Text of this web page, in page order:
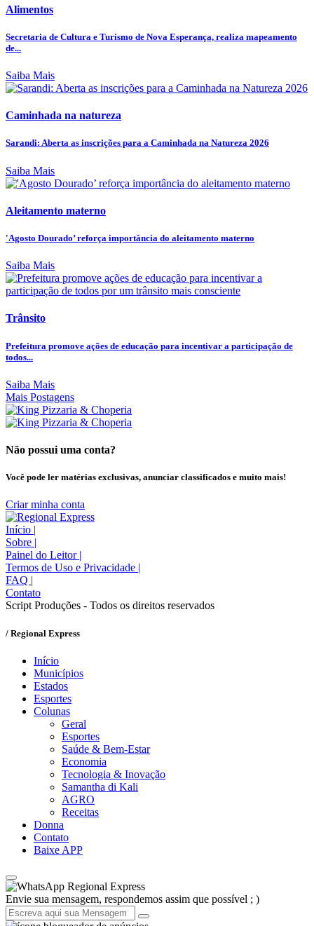
Alimentos
Secretaria de Cultura e Turismo de Nova Esperança, realiza mapeamento
de...
Saiba Mais
Caminhada na natureza
Sarandi: Aberta as inscrições para a Caminhada na Natureza 2026
Saiba Mais
Aleitamento materno
'Agosto Dourado’ reforça importância do aleitamento materno
Saiba Mais
Trânsito
Prefeitura promove ações de educação para incentivar a participação de
todos...
Saiba Mais
Mais Postagens
Não possui uma conta?
Você pode ler matérias exclusivas, anunciar classificados e muito mais!
Criar minha conta
Início |
Sobre |
Painel do Leitor |
Termos de Uso e Privacidade |
FAQ |
Contato
Script Produções - Todos os direitos reservados
/ Regional Express
Início
Municípios
Estados
Esportes
Colunas
Geral
Esportes
Saúde & Bem-Estar
Economia
Tecnologia & Inovação
Samantha di Kali
AGRO
Receitas
Donna
Contato
Baixe APP
Regional Express
Envie sua mensagem, respondemos assim que possível ; )